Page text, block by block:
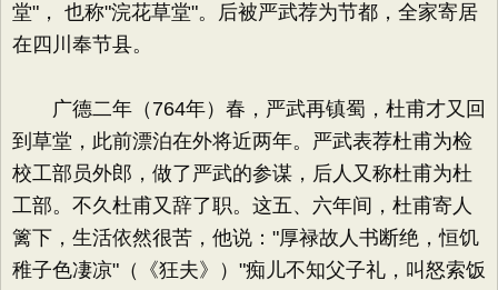
堂"， 也称"浣花草堂"。后被严武荐为节都，全家寄居
在四川奉节县。
广德二年（764年）春，严武再镇蜀，杜甫才又回
到草堂，此前漂泊在外将近两年。严武表荐杜甫为检
校工部员外郎，做了严武的参谋，后人又称杜甫为杜
工部。不久杜甫又辞了职。这五、六年间，杜甫寄人
篱下，生活依然很苦，他说："厚禄故人书断绝，恒饥
稚子色凄凉"（《狂夫》）"痴儿不知父子礼，叫怒索饭